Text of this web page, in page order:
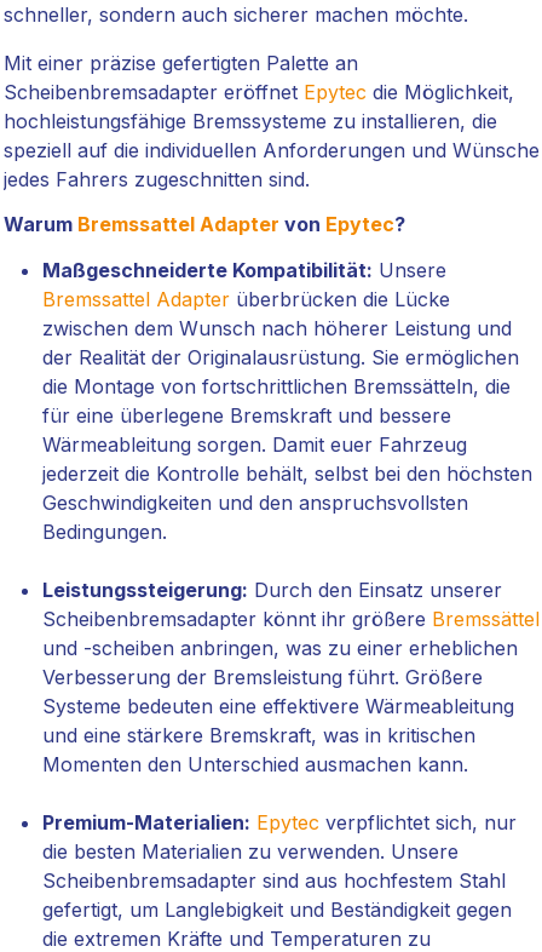
schneller, sondern auch sicherer machen möchte.
Mit einer präzise gefertigten Palette an
Scheibenbremsadapter eröffnet Epytec die Möglichkeit,
hochleistungsfähige Bremssysteme zu installieren, die
speziell auf die individuellen Anforderungen und Wünsche
jedes Fahrers zugeschnitten sind.
Warum Bremssattel Adapter von Epytec?
Maßgeschneiderte Kompatibilität: Unsere
Bremssattel Adapterüberbrücken die Lücke
zwischen dem Wunsch nach höherer Leistung und
der Realität der Originalausrüstung. Sie ermöglichen
die Montage von fortschrittlichen Bremssätteln, die
für eine überlegene Bremskraft und bessere
Wärmeableitung sorgen. Damit euer Fahrzeug
jederzeit die Kontrolle behält, selbst bei den höchsten
Geschwindigkeiten und den anspruchsvollsten
Bedingungen.
Leistungssteigerung: Durch den Einsatz unserer
Scheibenbremsadapter könnt ihr größere Bremssättel
und -scheiben anbringen, was zu einer erheblichen
Verbesserung der Bremsleistung führt. Größere
Systeme bedeuten eine effektivere Wärmeableitung
und eine stärkere Bremskraft, was in kritischen
Momenten den Unterschied ausmachen kann.
Premium-Materialien: Epytec verpflichtet sich, nur
die besten Materialien zu verwenden. Unsere
Scheibenbremsadapter sind aus hochfestem Stahl
gefertigt, um Langlebigkeit und Beständigkeit gegen
die extremen Kräfte und Temperaturen zu